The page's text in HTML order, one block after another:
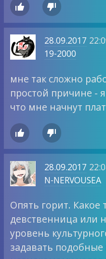
 
28.09.2017
19-2000
мне так сложно
простой причине -
что мне начнут
 
28.09.2017
N-NERVOUSEA
Опять горит. Какое
девственница или
уровень
задавать